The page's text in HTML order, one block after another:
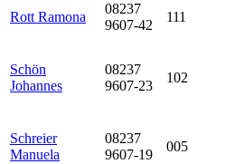
Rott Ramona
08237
9607-42
111
Schön
Johannes
08237
9607-23
102
Schreier
Manuela
08237
9607-19
005